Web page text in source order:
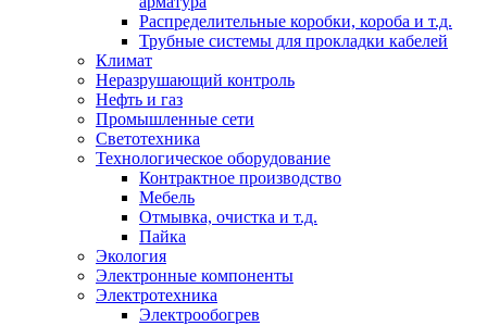
Распределительные коробки, короба и т.д.
Трубные системы для прокладки кабелей
Климат
Неразрушающий контроль
Нефть и газ
Промышленные сети
Светотехника
Технологическое оборудование
Контрактное производство
Мебель
Отмывка, очистка и т.д.
Пайка
Экология
Электронные компоненты
Электротехника
Электрообогрев